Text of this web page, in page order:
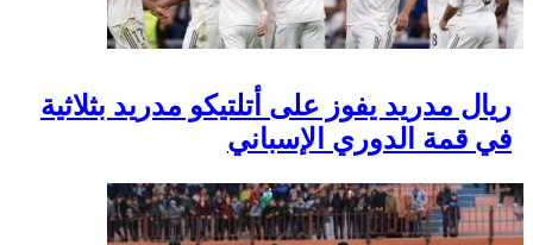
ريال مدريد يفوز على أتلتيكو مدريد بثلاثية
في قمة الدوري الإسباني